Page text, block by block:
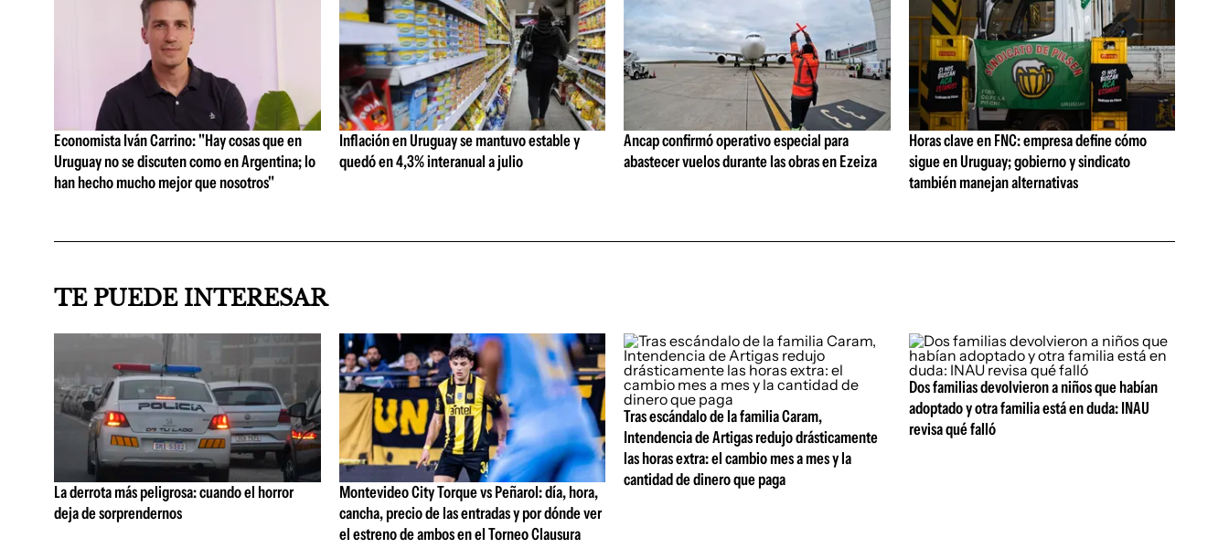
Economista Iván Carrino: "Hay cosas que en
Uruguay no se discuten como en Argentina; lo
han hecho mucho mejor que nosotros"
Inflación en Uruguay se mantuvo estable y
quedó en 4,3% interanual a julio
Ancap confirmó operativo especial para
abastecer vuelos durante las obras en Ezeiza
Horas clave en FNC: empresa define cómo
sigue en Uruguay; gobierno y sindicato
también manejan alternativas
TE PUEDE INTERESAR
La derrota más peligrosa: cuando el horror
deja de sorprendernos
Montevideo City Torque vs Peñarol: día, hora,
cancha, precio de las entradas y por dónde ver
el estreno de ambos en el Torneo Clausura
Tras escándalo de la familia Caram,
Intendencia de Artigas redujo drásticamente
las horas extra: el cambio mes a mes y la
cantidad de dinero que paga
Dos familias devolvieron a niños que habían
adoptado y otra familia está en duda: INAU
revisa qué falló